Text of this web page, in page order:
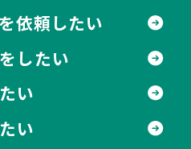
依頼したい
したい
い
い